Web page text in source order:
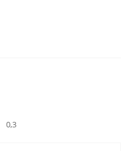
0,3